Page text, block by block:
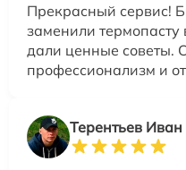
Прекрасный сервис!
заменили термопасту
дали ценные советы.
профессионализм и
Терентьев Иван